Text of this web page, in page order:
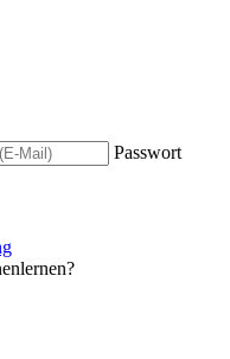
Passwort